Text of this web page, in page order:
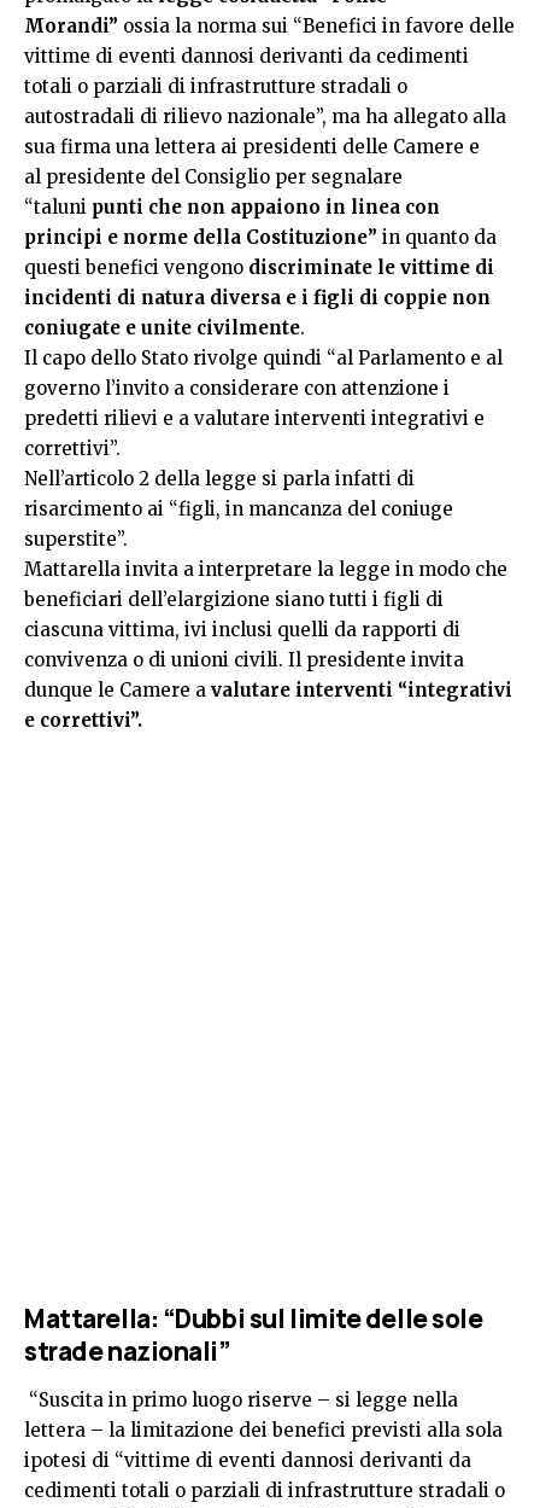
Morandi” ossia la norma sui “Benefici in favore delle
vittime di eventi dannosi derivanti da cedimenti
totali o parziali di infrastrutture stradali o
autostradali di rilievo nazionale”, ma ha allegato alla
sua firma una lettera ai presidenti delle Camere e
al presidente del Consiglio per segnalare
“taluni punti che non appaiono in linea con
principi e norme della Costituzione” in quanto da
questi benefici vengono discriminate le vittime di
incidenti di natura diversa e i figli di coppie non
coniugate e unite civilmente.
Il capo dello Stato rivolge quindi “al Parlamento e al
governo l’invito a considerare con attenzione i
predetti rilievi e a valutare interventi integrativi e
correttivi”.
Nell’articolo 2 della legge si parla infatti di
risarcimento ai “figli, in mancanza del coniuge
superstite”.
Mattarella invita a interpretare la legge in modo che
beneficiari dell’elargizione siano tutti i figli di
ciascuna vittima, ivi inclusi quelli da rapporti di
convivenza o di unioni civili. Il presidente invita
dunque le Camere a valutare interventi “integrativi
e correttivi”.
Mattarella: “Dubbi sul limite delle sole
strade nazionali”
“Suscita in primo luogo riserve – si legge nella
lettera – la limitazione dei benefici previsti alla sola
ipotesi di “vittime di eventi dannosi derivanti da
cedimenti totali o parziali di infrastrutture stradali o